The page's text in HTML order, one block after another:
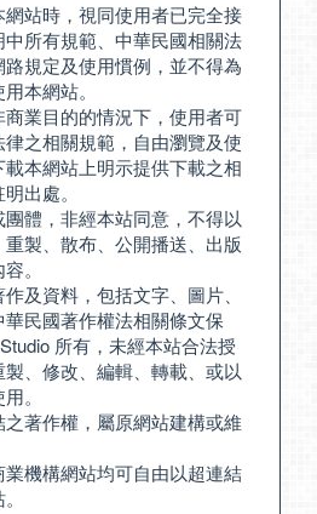
站時，視同使用者已完全接
所有規範、中華民國相關法
規定及使用慣例，並不得為
本網站。
業目的的情況下，使用者可
之相關規範，自由瀏覽及使
本網站上明示提供下載之相
出處。
體，非經本站同意，不得以
製、散布、公開播送、出版
。
及資料，包括文字、圖片、
民國著作權法相關條文保
所有，未經本站合法授
、修改、編輯、轉載、或以
。
著作權，屬原網站建構或維
機構網站均可自由以超連結